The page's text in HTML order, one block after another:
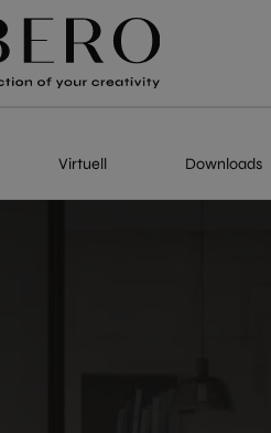
Virtuell Downloads